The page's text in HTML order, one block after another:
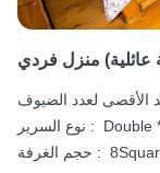
عائلية) منزل فردي
نوع السرير :
Double
حجم الغرفة :